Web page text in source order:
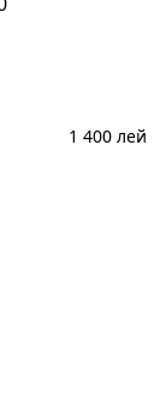
1 400 лей